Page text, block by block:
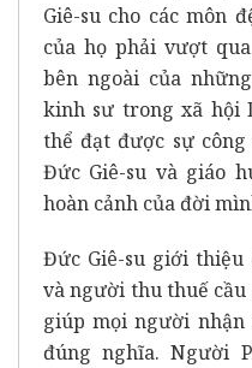
Giê-su cho các môn
của họ phải vượt
bên ngoài của
kinh sư trong xã hội
thể đạt được sự
Đức Giê-su và giáo
hoàn cảnh của đời
Đức Giê-su giới thiệu
và người thu thuế
giúp mọi người
đúng nghĩa. Người